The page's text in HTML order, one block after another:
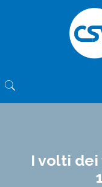
I volti